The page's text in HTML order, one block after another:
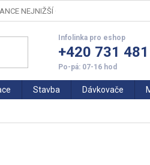
NEJNIŽŠÍ CENY
+420 731
Stavba Dávkovače